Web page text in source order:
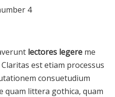
4
lectores legere me
est etiam processus
consuetudium
quam littera gothica, quam